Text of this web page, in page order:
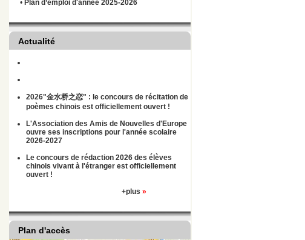
• Plan d’emploi d'année 2025-2026
Actualité
2026"金水桥之恋" : le concours de récitation de
poèmes chinois est officiellement ouvert !
L'Association des Amis de Nouvelles d'Europe
ouvre ses inscriptions pour l'année scolaire
2026-2027
Le concours de rédaction 2026 des élèves
chinois vivant à l'étranger est officiellement
ouvert !
+plus »
Plan d'accès